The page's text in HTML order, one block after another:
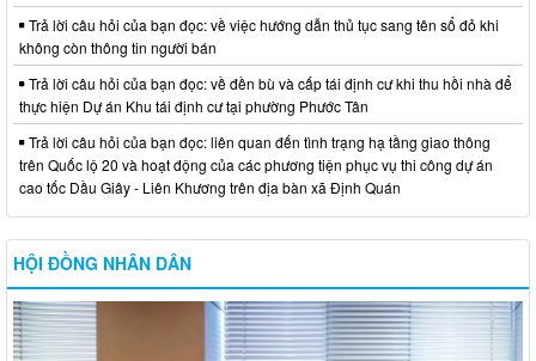
Trả lời câu hỏi của bạn đọc: về việc hướng dẫn thủ tục sang tên sổ đỏ khi
không còn thông tin người bán
Trả lời câu hỏi của bạn đọc: về đền bù và cấp tái định cư khi thu hồi nhà để
thực hiện Dự án Khu tái định cư tại phường Phước Tân
Trả lời câu hỏi của bạn đọc: liên quan đến tình trạng hạ tầng giao thông
trên Quốc lộ 20 và hoạt động của các phương tiện phục vụ thi công dự án
cao tốc Dầu Giây - Liên Khương trên địa bàn xã Định Quán
HỘI ĐỒNG NHÂN DÂN